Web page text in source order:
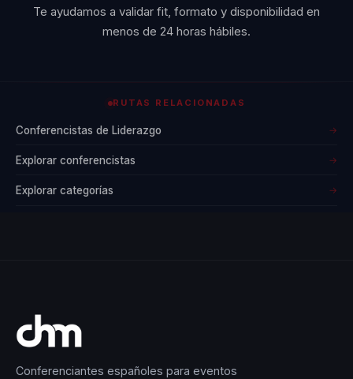
Te ayudamos a validar fit, formato y disponibilidad en
menos de 24 horas hábiles.
RUTAS RELACIONADAS
Conferencistas de Liderazgo →
Explorar conferencistas →
Explorar categorías →
Conferenciantes españoles para eventos